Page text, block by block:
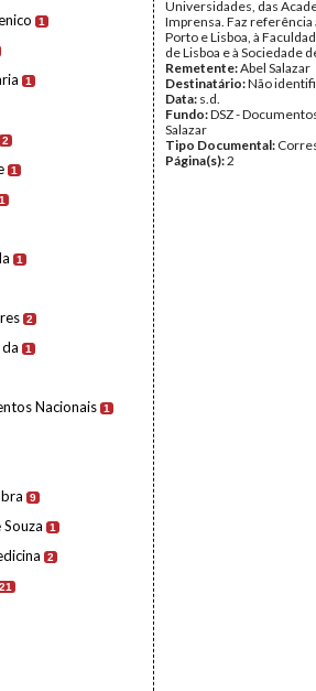
1
1
2
1
1
1
2
1
Nacionais 1
9
1
2
21
Universidades, das
Imprensa. Faz referência
Porto e Lisboa, à
de Lisboa e à Sociedade
Remetente:Abel Salazar
Destinatário:Não
Data: s.d.
Fundo:DSZ -
Salazar
Tipo Documental:
Página(s):2